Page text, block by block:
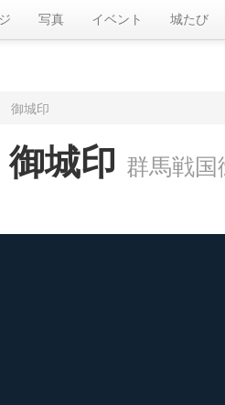
写真 イベント 城たび
御城印
城印 群馬戦